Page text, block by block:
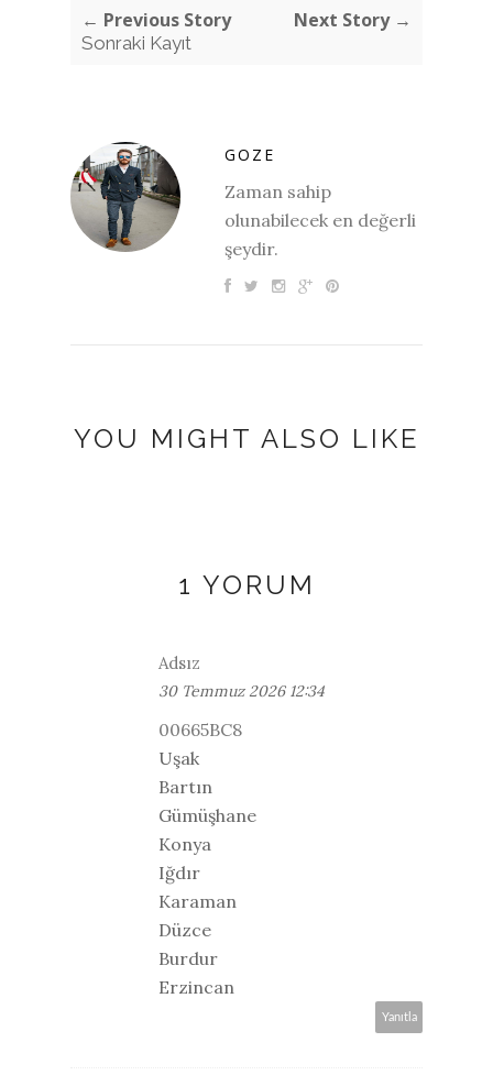
← Previous Story
Sonraki Kayıt
Next Story →
GOZE
Zaman sahip
olunabilecek en değerli
şeydir.
YOU MIGHT ALSO LIKE
1 YORUM
Adsız
30 Temmuz 2026 12:34
00665BC8
Uşak
Bartın
Gümüşhane
Konya
Iğdır
Karaman
Düzce
Burdur
Erzincan
Yanıtla